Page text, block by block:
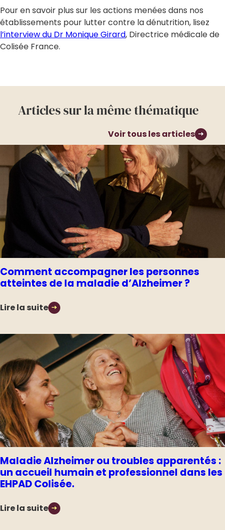
Pour en savoir plus sur les actions menées dans nos
établissements pour lutter contre la dénutrition, lisez
l’interview du Dr Monique Girard, Directrice médicale de
Colisée France.
Articles sur la même thématique
Voir tous les articles
Comment accompagner les personnes
atteintes de la maladie d’Alzheimer ?
Lire la suite
Maladie Alzheimer ou troubles apparentés :
un accueil humain et professionnel dans les
EHPAD Colisée.
Lire la suite